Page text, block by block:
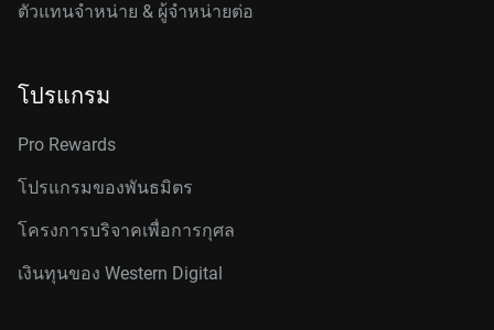
ตัวแทนจำหน่าย & ผู้จำหน่ายต่อ
โปรแกรม
Pro Rewards
โปรแกรมของพันธมิตร
โครงการบริจาคเพื่อการกุศล
เงินทุนของ Western Digital